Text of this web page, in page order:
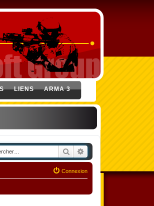
LIENS ARMA 3
Rechercher
Connexion